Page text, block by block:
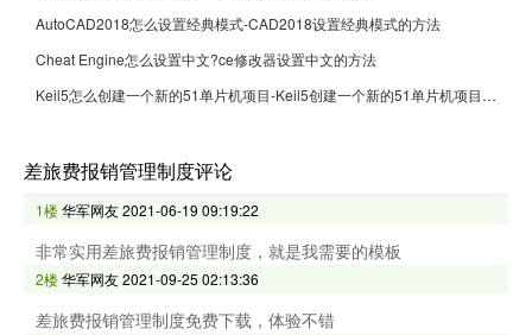
AutoCAD2018怎么设置经典模式-CAD2018设置经典模式的方法
Cheat Engine怎么设置中文?ce修改器设置中文的方法
Keil5怎么创建一个新的51单片机项目-Keil5创建一个新的51单片机项目的方法
差旅费报销管理制度评论
1楼华军网友2021-06-19 09:19:22
非常实用差旅费报销管理制度，就是我需要的模板
2楼华军网友2021-09-25 02:13:36
差旅费报销管理制度免费下载，体验不错